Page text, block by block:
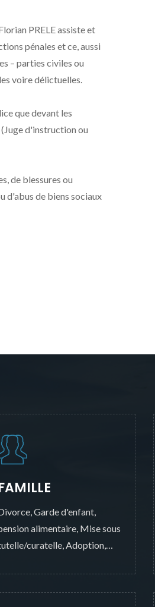
PRELE assiste et
pénales et ce, aussi
– parties civiles ou
voire délictuelles.
que devant les
d'instruction ou
de blessures ou
d'abus de biens sociaux
Garde d'enfant,
alimentaire, Mise sous
curatelle, Adoption,